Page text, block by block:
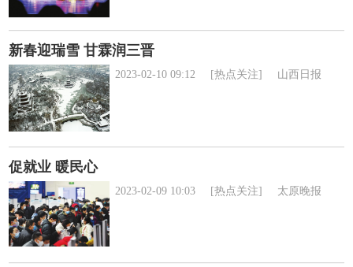
新春迎瑞雪 甘霖润三晋
2023-02-10 09:12 [热点关注] 山西日报
促就业 暖民心
2023-02-09 10:03 [热点关注] 太原晚报